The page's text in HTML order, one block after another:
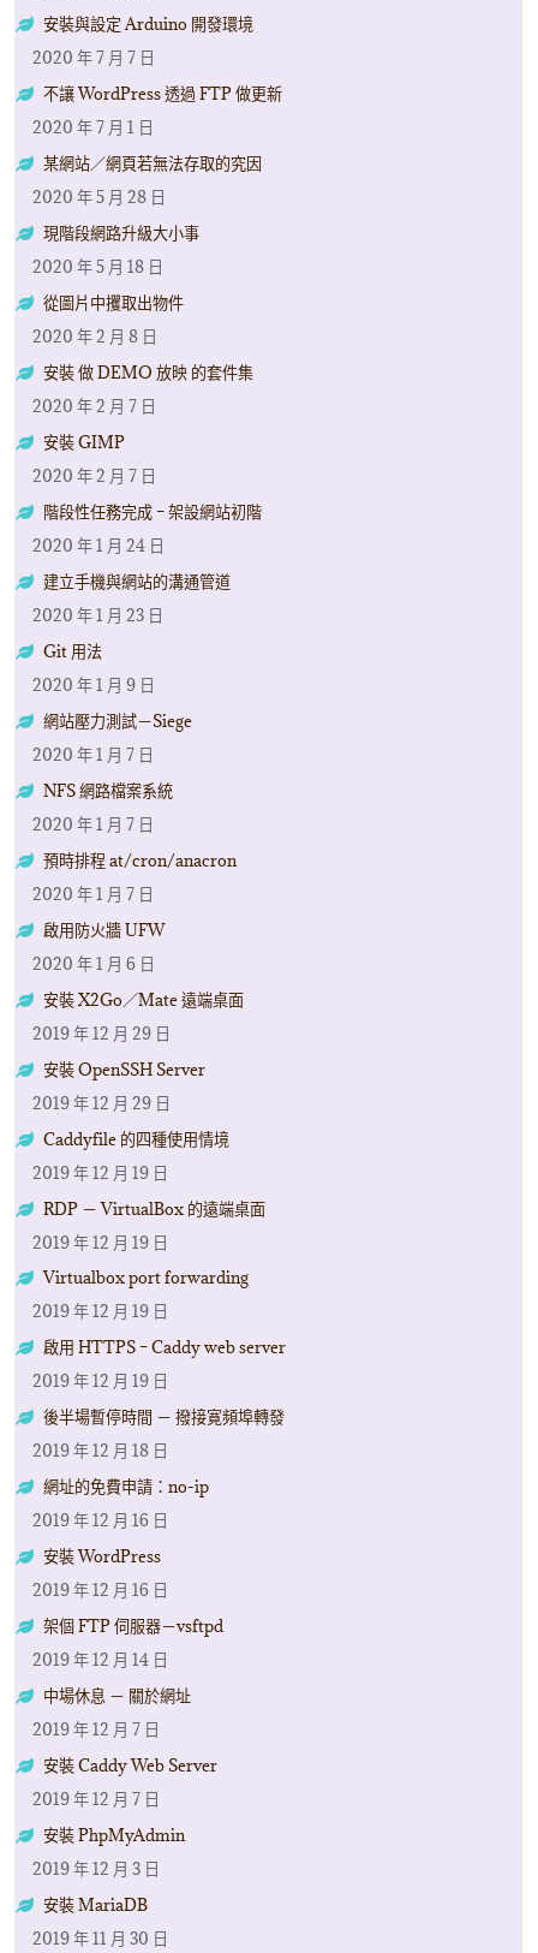
安裝與設定 Arduino 開發環境
2020 年 7 月 7 日
不讓 WordPress 透過 FTP 做更新
2020 年 7 月 1 日
某網站／網頁若無法存取的究因
2020 年 5 月 28 日
現階段網路升級大小事
2020 年 5 月 18 日
從圖片中攫取出物件
2020 年 2 月 8 日
安裝 做 DEMO 放映 的套件集
2020 年 2 月 7 日
安裝 GIMP
2020 年 2 月 7 日
階段性任務完成 – 架設網站初階
2020 年 1 月 24 日
建立手機與網站的溝通管道
2020 年 1 月 23 日
Git 用法
2020 年 1 月 9 日
網站壓力測試－Siege
2020 年 1 月 7 日
NFS 網路檔案系統
2020 年 1 月 7 日
預時排程 at/cron/anacron
2020 年 1 月 7 日
啟用防火牆 UFW
2020 年 1 月 6 日
安裝 X2Go／Mate 遠端桌面
2019 年 12 月 29 日
安裝 OpenSSH Server
2019 年 12 月 29 日
Caddyfile 的四種使用情境
2019 年 12 月 19 日
RDP － VirtualBox 的遠端桌面
2019 年 12 月 19 日
Virtualbox port forwarding
2019 年 12 月 19 日
啟用 HTTPS – Caddy web server
2019 年 12 月 19 日
後半場暫停時間 － 撥接寛頻埠轉發
2019 年 12 月 18 日
網址的免費申請：no-ip
2019 年 12 月 16 日
安裝 WordPress
2019 年 12 月 16 日
架個 FTP 伺服器－vsftpd
2019 年 12 月 14 日
中場休息 － 關於網址
2019 年 12 月 7 日
安裝 Caddy Web Server
2019 年 12 月 7 日
安裝 PhpMyAdmin
2019 年 12 月 3 日
安裝 MariaDB
2019 年 11 月 30 日